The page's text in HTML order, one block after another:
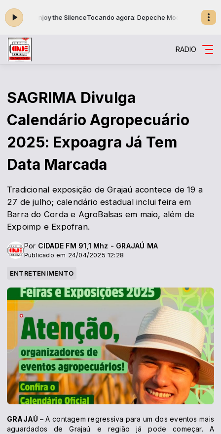
- Enjoy the SilenceTocando agora: Depeche Mode - Enjoy the
RADIO
SAGRIMA Divulga
Calendário Agropecuário
2025: Expoagra Já Tem
Data Marcada
Tradicional exposição de Grajaú acontece de 19 a
27 de julho; calendário estadual inclui feira em
Barra do Corda e AgroBalsas em maio, além de
Expoimp e Expofran.
Por CIDADE FM 91,1 Mhz - GRAJAÚ MA
Publicado em 24/04/2025 12:28
ENTRETENIMENTO
GRAJAÚ –A contagem regressiva para um dos eventos mais
aguardados de Grajaú e região já pode começar. A